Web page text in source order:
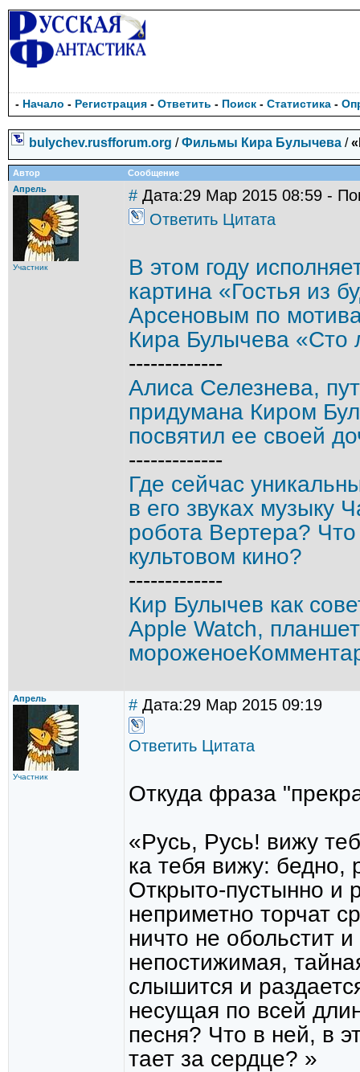
- Начало - Регистрация - Ответить - Поиск - Статистика -
bulychev.rusfforum.org /Фильмы Кира Булычева /
Автор
Сообщение
Апрель
Участник
# Дата:29 Мар 2015 08:59 -
Ответить Цитата
В этом году
картина «Гостья из
Арсеновым по
Кира Булычева «Сто
-------------
Алиса Селезнева,
придумана Киром
посвятил ее своей
-------------
Где сейчас
в его звуках музыку
робота Вертера?
культовом кино?
-------------
Кир Булычев как
Apple Watch,
Апрель
Участник
# Дата:29 Мар 2015 09:19
Ответить Цитата
Откуда фраза
«Русь, Русь! вижу
ка тебя вижу: бедно,
Открыто-пустынно и
неприметно торчат
ничто не обольстит
непостижимая,
слышится и
несущая по всей
песня? Что в ней, в
тает за сердце? »